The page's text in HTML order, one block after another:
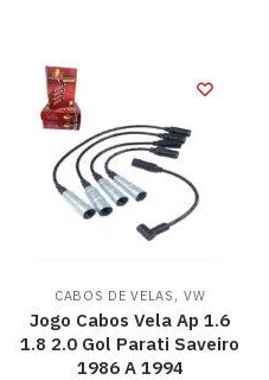
CABOS DE VELAS ,VW
Jogo Cabos Vela Ap 1.6
1.8 2.0 Gol Parati Saveiro
1986 A 1994